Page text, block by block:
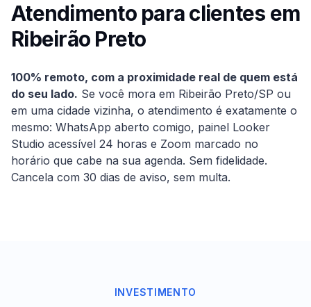
Atendimento para clientes em
Ribeirão Preto
100% remoto, com a proximidade real de quem está
do seu lado. Se você mora em Ribeirão Preto/SP ou
em uma cidade vizinha, o atendimento é exatamente o
mesmo: WhatsApp aberto comigo, painel Looker
Studio acessível 24 horas e Zoom marcado no
horário que cabe na sua agenda. Sem fidelidade.
Cancela com 30 dias de aviso, sem multa.
INVESTIMENTO